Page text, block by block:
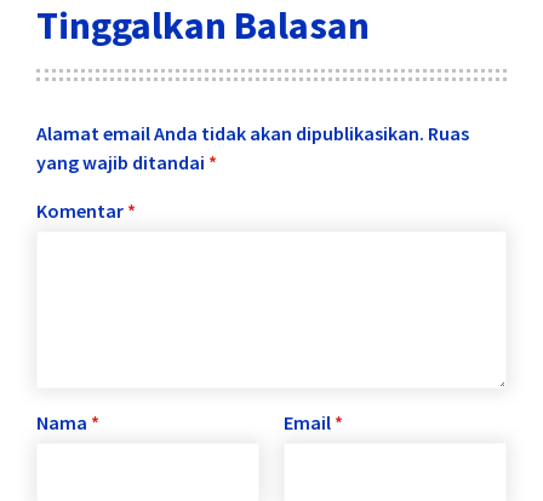
Tinggalkan Balasan
Alamat email Anda tidak akan dipublikasikan. Ruas
yang wajib ditandai *
Komentar *
Nama * Email *